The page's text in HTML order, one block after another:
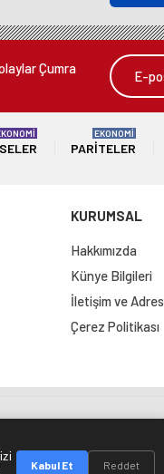
Çumra
PARITELER
EKONOMİ
KURUMSAL
Hakkımızda
Künye Bilgileri
İletişim ve Adres
Çerez Politikası
Kabul Et Reddet